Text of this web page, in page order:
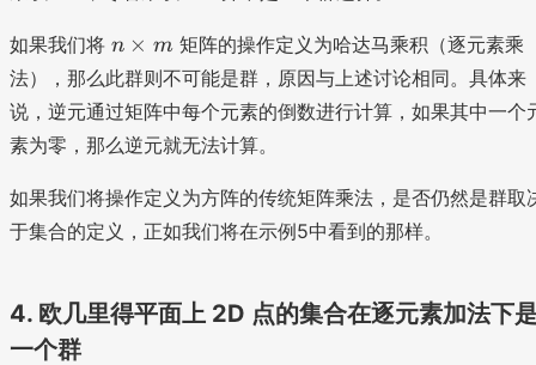
如果我们将 n
\
ti
m
es
n × m矩阵的操作定义为哈达马乘积（逐元素乘
法），那么此群则不可能是群，原因与上述讨论相同。具体来
说，逆元通过矩阵中每个元素的倒数进行计算，如果其中一个
素为零，那么逆元就无法计算。
如果我们将操作定义为方阵的传统矩阵乘法，是否仍然是群取
于集合的定义，正如我们将在示例5中看到的那样。
4. 欧几里得平面上 2D 点的集合在逐元素加法下
一个群